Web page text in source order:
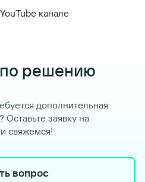
канале
по решению
дополнительная
заявку на
свяжемся!
вопрос